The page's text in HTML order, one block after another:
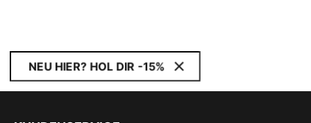
NEU HIER? HOL DIR -15%